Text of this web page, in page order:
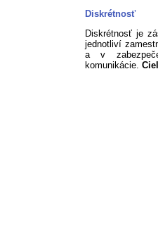
Diskrétnosť
Diskrétnosť je
jednotliví
a v
komunikácie.